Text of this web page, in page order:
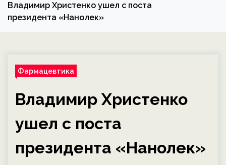
Владимир Христенко ушел с поста
президента «Нанолек»
Фармацевтика
Владимир Христенко
ушел с поста
президента «Нанолек»